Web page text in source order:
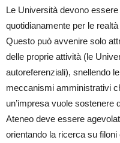
Le Università devono
quotidianamente per le
Questo può avvenire solo
delle proprie attività (le
autoreferenziali), snellendo
meccanismi amministrativi
un’impresa vuole sostenere
Ateneo deve essere
orientando la ricerca su